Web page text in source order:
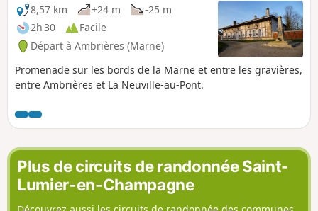
8,57 km
+24 m
-25 m
2h 30
Facile
Départ à Ambrières (Marne)
Promenade sur les bords de la Marne et entre les gravières,
entre Ambrières et La Neuville-au-Pont.
Plus de circuits de randonnée Saint-
Lumier-en-Champagne